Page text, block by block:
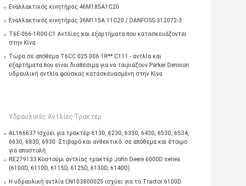
Εναλλακτικός κινητήρας 46M185A1C20
Εναλλακτικός κινητήρας 36M115A 11C20 / DANFOSS 312072-3
T6E-066-1R00-C1 Αντλίες και εξαρτήματα που κατασκευάζονται
στην Κίνα
Τώρα σε απόθεμα T6CC 025 006 1R** C111 - αντλία και
εξαρτήματα που είναι διαθέσιμα για να ταιριάζουν Parker Denison
υδραυλική αντλία φούσκας κατασκευασμένη στην Κίνα
Υδραυλικές Αντλίες Τρακτέρ
AL166637 Ισχύει για τρακτέρ 6130, 6230, 6330, 6430, 6530, 6534,
6630, 6830, 6930. Στιβαρό και ανθεκτικό. σε απόθεμα και έτοιμο
για αποστολή
RE279133 Κοστούμι αντλίας τρακτέρ John Deere 6000D series
(6100D, 6110D, 6115D, 6125D, 6130D, 6140D)
Η υδραυλική αντλία CN103800025 ισχύει για το Tractor 6100D.